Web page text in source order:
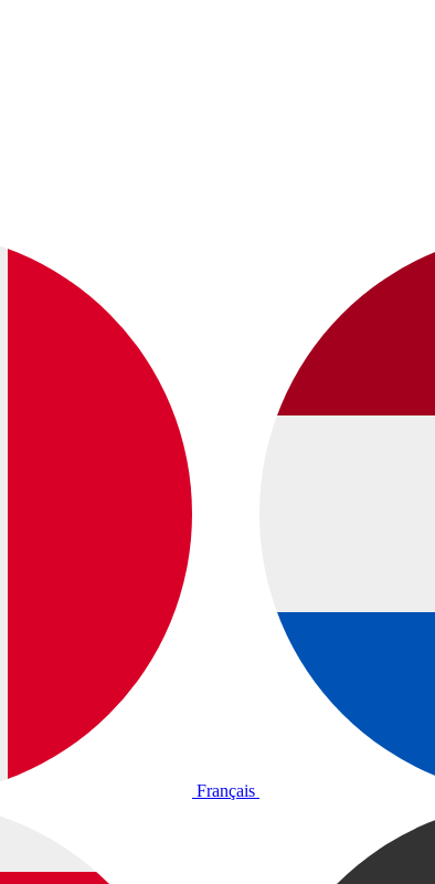
Français